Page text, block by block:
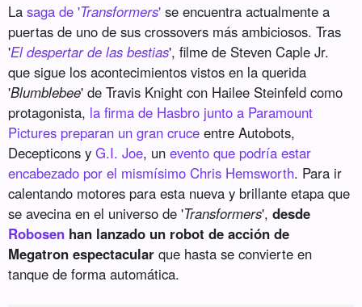
Lasaga de 'Transformers' se encuentra actualmente a
puertas de uno de sus crossovers más ambiciosos. Tras
'El despertar de las bestias', filme de Steven Caple Jr.
que sigue los acontecimientos vistos en la querida
'Blumblebee' de Travis Knight con Hailee Steinfeld como
protagonista, la firma de Hasbro junto a Paramount
Pictures preparan un gran cruce entre Autobots,
Decepticons yG.I. Joe, unevento que podría estar
encabezado por el mismísimo Chris Hemsworth. Para ir
calentando motores para esta nueva y brillante etapa que
se avecina en el universo de 'Transformers',desde
Robosen han lanzado un robot de acción de
Megatron espectacular que hasta se convierte en
tanque de forma automática.